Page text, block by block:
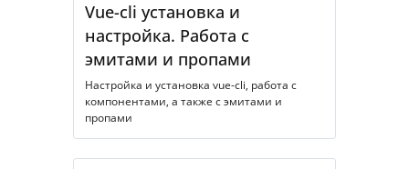
Vue-cli установка и
настройка. Работа с
эмитами и пропами
Настройка и установка vue-cli, работа с
компонентами, а также с эмитами и
пропами